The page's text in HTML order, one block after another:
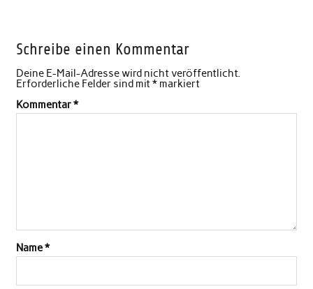
Schreibe einen Kommentar
Deine E-Mail-Adresse wird nicht veröffentlicht.
Erforderliche Felder sind mit*markiert
Kommentar*
Name*